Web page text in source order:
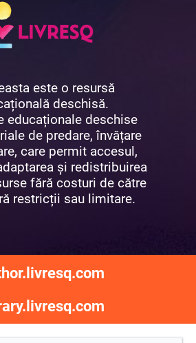
este o resursă
deschisă.
educaționale deschise
de predare, învățare
care permit accesul,
și redistribuirea
fără costuri de către
restricții sau limitare.